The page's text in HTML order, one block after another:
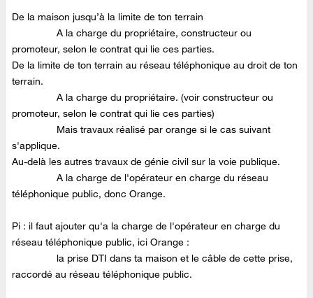
De la maison jusqu’à la limite de ton terrain
A la charge du propriétaire, constructeur ou
promoteur, selon le contrat qui lie ces parties.
De la limite de ton terrain au réseau téléphonique au droit de ton
terrain.
A la charge du propriétaire. (voir constructeur ou
promoteur, selon le contrat qui lie ces parties)
Mais travaux réalisé par orange si le cas suivant
s'applique.
Au-delà les autres travaux de génie civil sur la voie publique.
A la charge de l'opérateur en charge du réseau
téléphonique public, donc Orange.
Pi : il faut ajouter qu'a la charge de l'opérateur en charge du
réseau téléphonique public, ici Orange :
la prise DTI dans ta maison et le câble de cette prise,
raccordé au réseau téléphonique public.